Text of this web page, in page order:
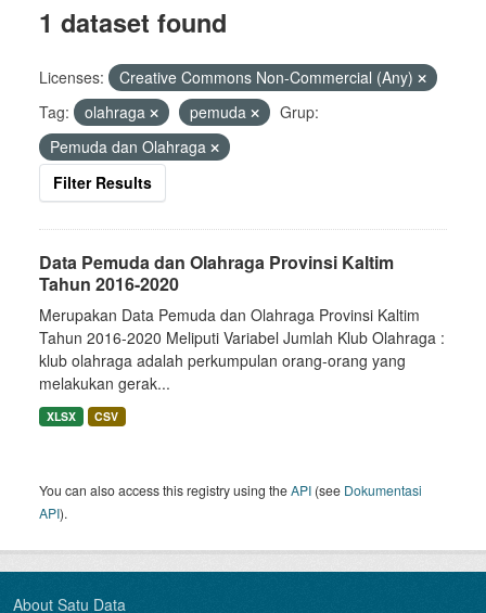
1 dataset found
Licenses:
Creative Commons Non-Commercial (Any)
Tag:
olahraga pemuda
Grup:
Pemuda dan Olahraga
Filter Results
Data Pemuda dan Olahraga Provinsi Kaltim
Tahun 2016-2020
Merupakan Data Pemuda dan Olahraga Provinsi Kaltim
Tahun 2016-2020 Meliputi Variabel Jumlah Klub Olahraga :
klub olahraga adalah perkumpulan orang-orang yang
melakukan gerak...
XLSX CSV
You can also access this registry using theAPI (see Dokumentasi
API).
About Satu Data